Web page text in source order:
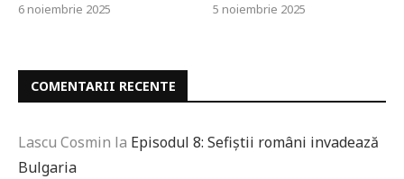
6 noiembrie 2025 5 noiembrie 2025
COMENTARII RECENTE
Lascu Cosmin la Episodul 8: Sefiștii români invadează
Bulgaria